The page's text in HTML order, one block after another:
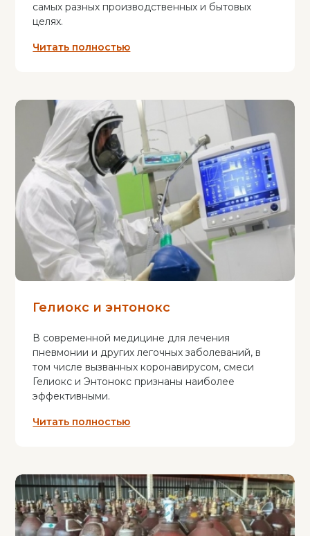
самых разных производственных и бытовых
целях.
Читать полностью
Гелиокс и энтонокс
В современной медицине для лечения
пневмонии и других легочных заболеваний, в
том числе вызванных коронавирусом, смеси
Гелиокс и Энтонокс признаны наиболее
эффективными.
Читать полностью